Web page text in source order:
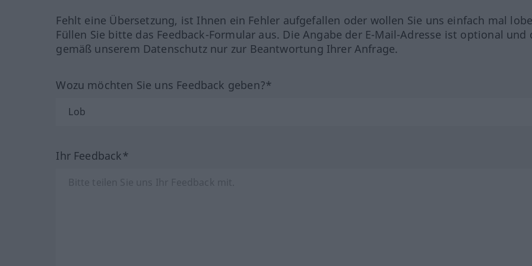
Fehlt eine Übersetzung, ist Ihnen ein Fehler aufgefallen oder wollen Sie uns einfach mal
Füllen Sie bitte das Feedback-Formular aus. Die Angabe der E-Mail-Adresse ist optional und
gemäß unserem Datenschutz nur zur Beantwortung Ihrer Anfrage.
Wozu möchten Sie uns Feedback geben?*
Ihr Feedback*